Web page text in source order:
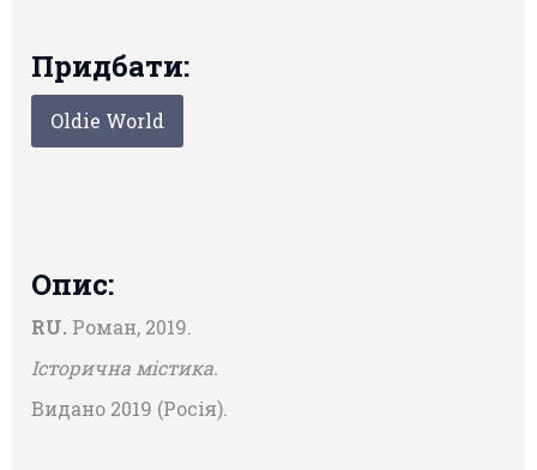
Придбати:
Oldie World
Опис:
RU. Роман, 2019.
Історична містика.
Видано 2019 (Росія).